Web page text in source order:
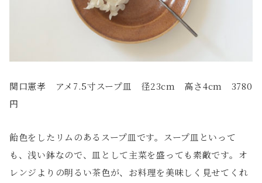
関口憲孝 アメ7.5寸スープ皿 径23cm 高さ4cm 3780
円
飴色をしたリムのあるスープ皿です。スープ皿といって
も、浅い鉢なので、皿として主菜を盛っても素敵です。オ
レンジよりの明るい茶色が、お料理を美味しく見せてくれ